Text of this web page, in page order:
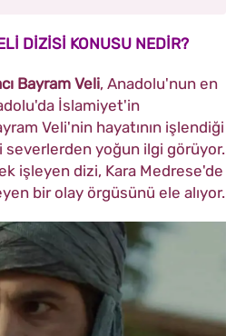
DİZİSİ KONUSU NEDİR?
Bayram Veli, Anadolu'nun en
İslamiyet'in
Veli'nin hayatının işlendiği
severlerden yoğun ilgi görüyor.
işleyen dizi, Kara Medrese'de
bir olay örgüsünü ele alıyor.